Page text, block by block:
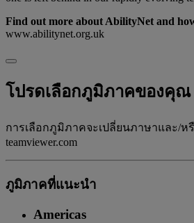
Find out more about AbilityNet and
www.abilitynet.org.uk
โปรดเลือกภูมิภาคของคุณ
การเลือกภูมิภาคจะเปลี่ยนภาษาและ/ห
teamviewer.com
ภูมิภาคที่แนะนํา
Americas